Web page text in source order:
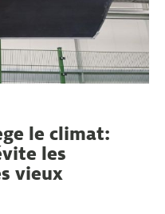
le climat:
les
vieux